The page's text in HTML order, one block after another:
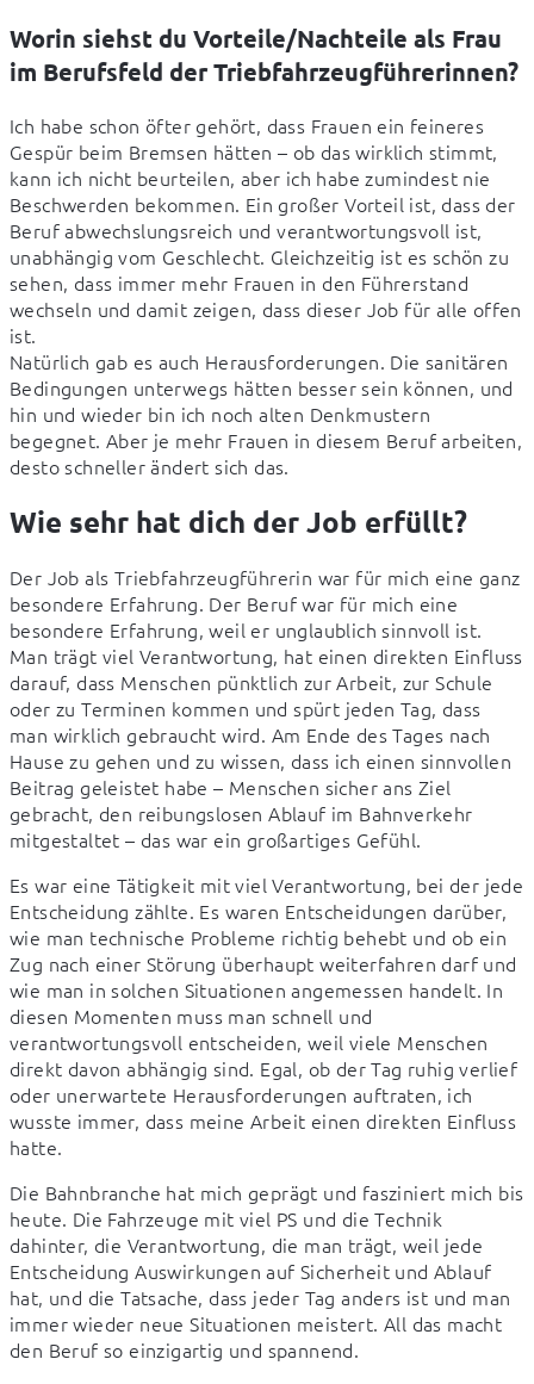
Worin siehst du Vorteile/Nachteile als Frau
im Berufsfeld der Triebfahrzeugführerinnen?
Ich habe schon öfter gehört, dass Frauen ein feineres
Gespür beim Bremsen hätten – ob das wirklich stimmt,
kann ich nicht beurteilen, aber ich habe zumindest nie
Beschwerden bekommen. Ein großer Vorteil ist, dass der
Beruf abwechslungsreich und verantwortungsvoll ist,
unabhängig vom Geschlecht. Gleichzeitig ist es schön zu
sehen, dass immer mehr Frauen in den Führerstand
wechseln und damit zeigen, dass dieser Job für alle offen
ist.
Natürlich gab es auch Herausforderungen. Die sanitären
Bedingungen unterwegs hätten besser sein können, und
hin und wieder bin ich noch alten Denkmustern
begegnet. Aber je mehr Frauen in diesem Beruf arbeiten,
desto schneller ändert sich das.
Wie sehr hat dich der Job erfüllt?
Der Job als Triebfahrzeugführerin war für mich eine ganz
besondere Erfahrung. Der Beruf war für mich eine
besondere Erfahrung, weil er unglaublich sinnvoll ist.
Man trägt viel Verantwortung, hat einen direkten Einfluss
darauf, dass Menschen pünktlich zur Arbeit, zur Schule
oder zu Terminen kommen und spürt jeden Tag, dass
man wirklich gebraucht wird. Am Ende des Tages nach
Hause zu gehen und zu wissen, dass ich einen sinnvollen
Beitrag geleistet habe – Menschen sicher ans Ziel
gebracht, den reibungslosen Ablauf im Bahnverkehr
mitgestaltet – das war ein großartiges Gefühl.
Es war eine Tätigkeit mit viel Verantwortung, bei der jede
Entscheidung zählte. Es waren Entscheidungen darüber,
wie man technische Probleme richtig behebt und ob ein
Zug nach einer Störung überhaupt weiterfahren darf und
wie man in solchen Situationen angemessen handelt. In
diesen Momenten muss man schnell und
verantwortungsvoll entscheiden, weil viele Menschen
direkt davon abhängig sind. Egal, ob der Tag ruhig verlief
oder unerwartete Herausforderungen auftraten, ich
wusste immer, dass meine Arbeit einen direkten Einfluss
hatte.
Die Bahnbranche hat mich geprägt und fasziniert mich bis
heute. Die Fahrzeuge mit viel PS und die Technik
dahinter, die Verantwortung, die man trägt, weil jede
Entscheidung Auswirkungen auf Sicherheit und Ablauf
hat, und die Tatsache, dass jeder Tag anders ist und man
immer wieder neue Situationen meistert. All das macht
den Beruf so einzigartig und spannend.